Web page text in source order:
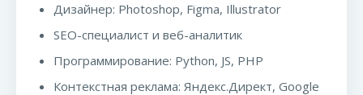
Дизайнер: Photoshop, Figma, Illustrator
SEO-специалист и веб-аналитик
Программирование: Python, JS, PHP
Контекстная реклама: Яндекс.Директ, Google